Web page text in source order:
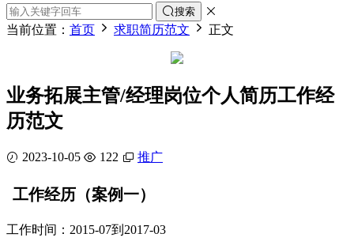
搜索
当前位置： 首页 求职简历范文 正文
业务拓展主管/经理岗位个人简历工作经
历范文
2023-10-05 122 推广
工作经历（案例一）
工作时间：2015-07到2017-03